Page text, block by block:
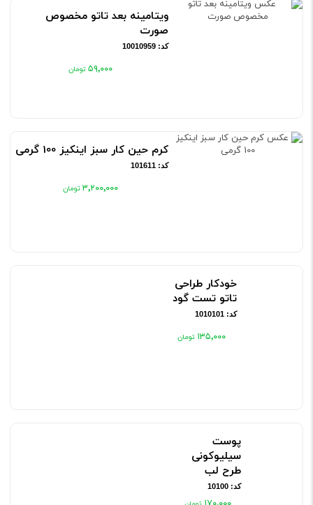
ویتامینه بعد تاتو مخصوص
صورت
کد: 10010959
۵۹٬۰۰۰
کرم حین کار سبز اینکیز 100 گرمی
کد: 101611
۳٬۲۰۰٬۰۰۰
خودکار طراحی
تاتو تست گود
کد: 1010101
۱۳۵٬۰۰۰
پوست
سیلیوکونی
طرح لب
کد: 10100